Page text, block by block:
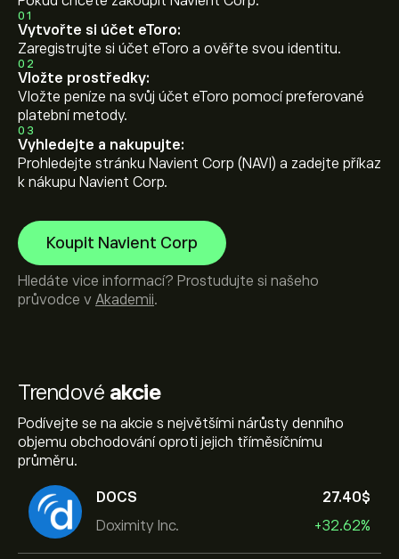
Trendové akcie
Podívejte se na akcie s největšími nárůsty denního
objemu obchodování oproti jejich tříměsíčnímu
průměru.
DOCS
Doximity Inc.
27.40‎$‎
+32.62%
01
Vytvořte si účet eToro:
Zaregistrujte si účet eToro a ověřte svou identitu.
02
Vložte prostředky:
Vložte peníze na svůj účet eToro pomocí preferované
platební metody.
03
Vyhledejte a nakupujte:
Prohledejte stránku Navient Corp (NAVI) a zadejte příkaz
k nákupu Navient Corp.
Koupit Navient Corp
Hledáte vice informací? Prostudujte si našeho
průvodce v Akademii.